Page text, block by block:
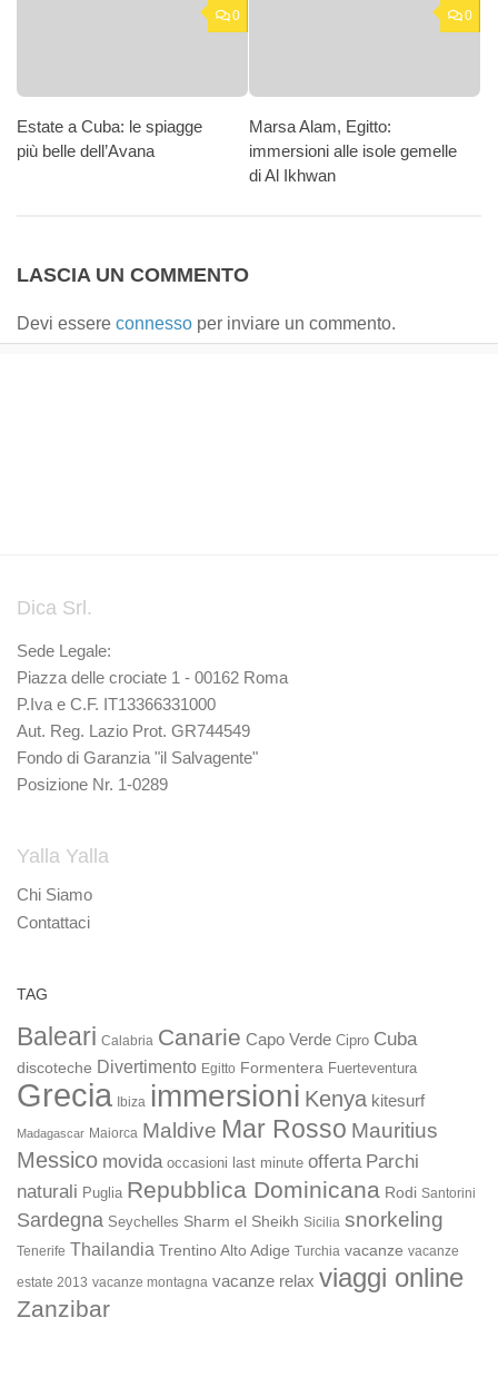
0
Estate a Cuba: le spiagge
più belle dell’Avana
0
Marsa Alam, Egitto:
immersioni alle isole gemelle
di Al Ikhwan
LASCIA UN COMMENTO
Devi essere connesso per inviare un commento.
Dica Srl.
Sede Legale:
Piazza delle crociate 1 - 00162 Roma
P.Iva e C.F. IT13366331000
Aut. Reg. Lazio Prot. GR744549
Fondo di Garanzia "il Salvagente"
Posizione Nr. 1-0289
Yalla Yalla
Chi Siamo
Contattaci
TAG
Baleari Calabria Canarie Capo Verde Cipro Cuba
discoteche Divertimento Egitto Formentera Fuerteventura
Grecia Ibiza immersioni Kenya kitesurf
Madagascar Maiorca Maldive Mar Rosso Mauritius
Messico movida occasioni last minute offerta Parchi
naturali Puglia Repubblica Dominicana Rodi Santorini
Sardegna Seychelles Sharm el Sheikh Sicilia snorkeling
Tenerife Thailandia Trentino Alto Adige Turchia vacanze vacanze
estate 2013 vacanze montagna vacanze relax viaggi online
Zanzibar